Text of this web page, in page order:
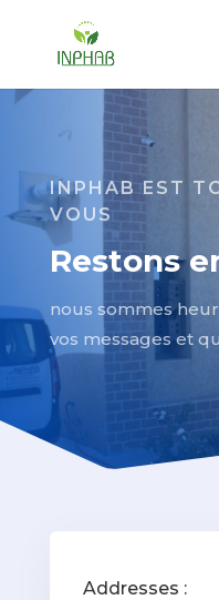
INPHAB EST
VOUS
Restons
nous sommes
vos messages et
Addresses :